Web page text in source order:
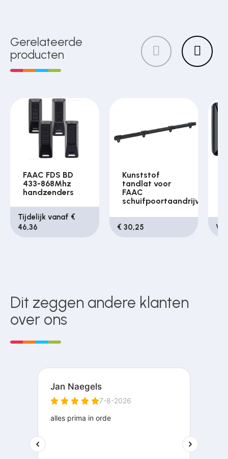
Gerelateerde
producten
FAAC FDS BD
433-868Mhz
handzenders
Tijdelijk vanaf €
46,36
Kunststof
tandlat voor
FAAC
schuifpoortaandrijving
€ 30,25
Dit zeggen andere klanten
over ons